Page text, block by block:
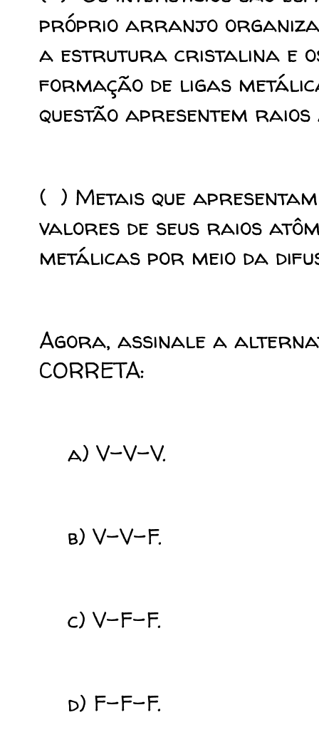
próprio arranjo
a estrutura cristalina e
formação de ligas
questão apresentem raios
( ) Metais que
valores de seus raios
metálicas por meio da
Agora, assinale a
CORRETA:
a) V-V-V.
b) V-V-F.
c) V-F-F.
d) F-F-F.